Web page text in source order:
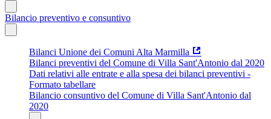
Bilancio preventivo e consuntivo
Bilanci Unione dei Comuni Alta Marmilla
Bilanci preventivi del Comune di Villa Sant'Antonio dal 2020
Dati relativi alle entrate e alla spesa dei bilanci preventivi -
Formato tabellare
Bilancio consuntivo del Comune di Villa Sant'Antonio dal
2020